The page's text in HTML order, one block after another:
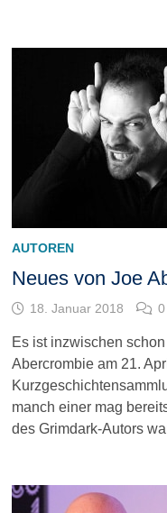
AUTOREN
Neues von Joe
18. Januar 2018 0
Es ist inzwischen
Abercrombie am 21.
manch einer mag
des Grimdark-Autors